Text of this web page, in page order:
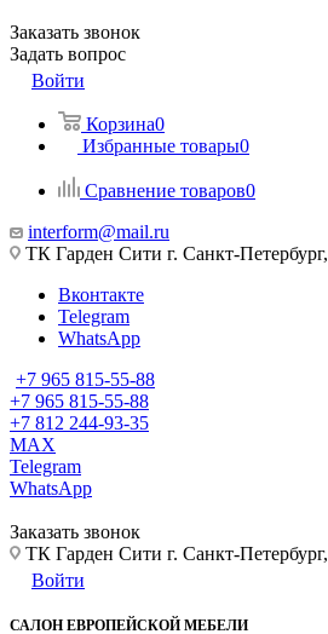
Заказать звонок
Задать вопрос
Войти
Корзина0
Избранные товары0
Сравнение товаров0
interform@mail.ru
ТК Гарден Сити г. Санкт-
Вконтакте
Telegram
WhatsApp
+7 965 815-55-88
+7 965 815-55-88
+7 812 244-93-35
MAX
Telegram
WhatsApp
Заказать звонок
ТК Гарден Сити г. Санкт-
Войти
САЛОН ЕВРОПЕЙСКОЙ МЕБЕЛИ